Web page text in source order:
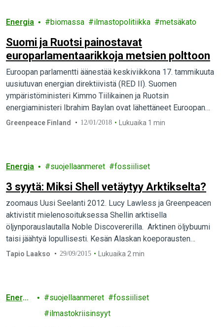
Energia biomassa ilmastopolitiikka metsäkato
Suomi ja Ruotsi painostavat
europarlamentaarikkoja metsien polttoon
Euroopan parlamentti äänestää keskiviikkona 17. tammikuuta
uusiutuvan energian direktiivistä (RED II). Suomen
ympäristöministeri Kimmo Tiilikainen ja Ruotsin
energiaministeri Ibrahim Baylan ovat lähettäneet Euroopan
parlamentin jäsenille kirjeen, jossa pyritään varmistamaan
kestävyydestä.
Greenpeace Finland 12/01/2018 Lukuaika 1 min
Energia suojellaanmeret fossiiliset
3 syytä: Miksi Shell vetäytyy Arktikselta?
zoomaus Uusi Seelanti 2012. Lucy Lawless ja Greenpeacen
aktivistit mielenosoituksessa Shellin arktisella
öljynporauslautalla Noble Discovererilla. Arktinen öljybuumi
taisi jäähtyä lopullisesti. Kesän Alaskan koeporausten
päätteeksi öljy-yhtiö Shell ilmoitti vetäytyvänsä Arktikselta.
Tapio Laakso 29/09/2015 Lukuaika 2 min
Energi
suojellaanmeret
fossiiliset
ilmastokriisinsyyt